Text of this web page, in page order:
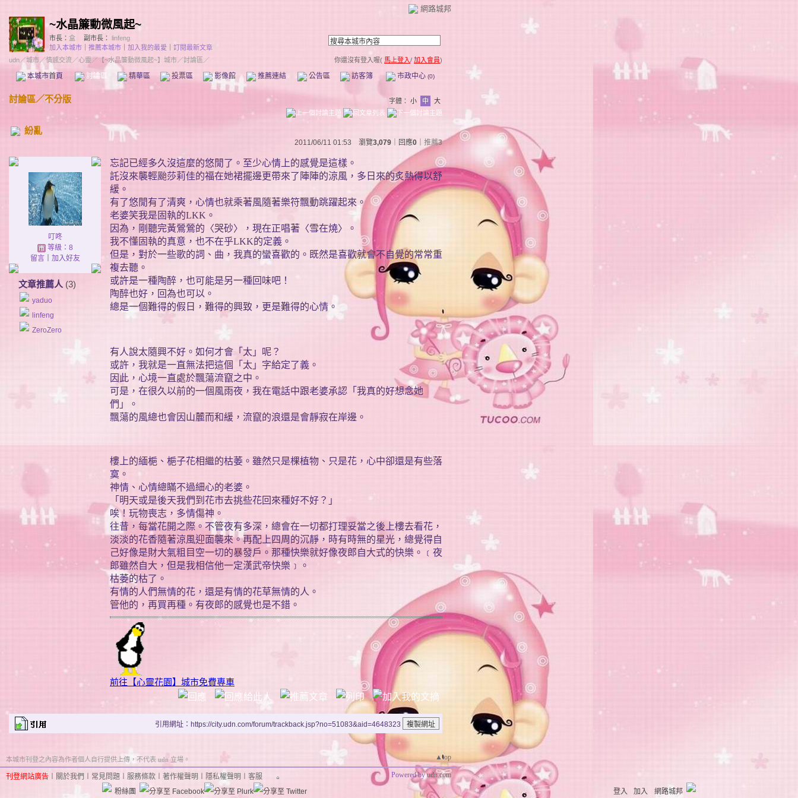
網路城邦
~水晶簾動微風起~
市長： 盒 副市長： linfeng
加入本城市
推薦本城市 加入我的最愛
訂閱最新文章
udn／城市／情感交流／心靈 ／ 【~水晶簾動微風起~】城市／討論區／ 你還沒有登入喔( 馬上登入/ 加入會員)
本城市首頁 討論區 精華區 投票區 影像館 推薦連結 公告區 訪客簿 市政中心 (0)
討論區／不分版 字體： 小 中 大
紛亂
2011/06/11 01:53 瀏覽3,079 ｜回應0 推薦3
叮咚
等級：8
留言｜ 加入好友
文章推薦人 (3)
yaduo
linfeng
ZeroZero
忘記已經多久沒這麼的悠閒了。至少心情上的感覺是這樣。
託沒來襲輕颱莎莉佳的福在她裙擺邊更帶來了陣陣的涼風，多日來的炙熱得以舒
緩。
有了悠閒有了清爽，心情也就乘著風隨著樂符飄動跳躍起來。
老婆笑我是固執的LKK 。
因為，剛聽完黃鶯鶯的〈哭砂〉，現在正唱著〈雪在燒〉。
我不懂固執的真意，也不在乎LKK的定義。
但是，對於一些歌的詞、曲，我真的蠻喜歡的。既然是喜歡就會不自覺的常常重
複去聽。
或許是一種陶醉，也可能是另一種回味吧！
陶醉也好，回為也可以。
總是一個難得的假日，難得的興致，更是難得的心情。
有人說太隨興不好。如何才會「太」呢？
或許，我就是一直無法把這個「太」字給定了義。
因此，心境一直處於飄蕩流竄之中。
可是，在很久以前的一個風雨夜，我在電話中跟老婆承認「我真的好想念她
們」。
飄蕩的風總也會因山麓而和緩，流竄的浪還是會靜寂在岸邊。
樓上的緬梔、梔子花相繼的枯萎。雖然只是棵植物、只是花，心中卻還是有些落
寞。
神情、心情總瞞不過細心的老婆。
「明天或是後天我們到花市去挑些花回來種好不好？」
唉！玩物喪志，多情傷神。
往昔，每當花開之際。不管夜有多深，總會在一切都打理妥當之後上樓去看花，
淡淡的花香隨著涼風迎面襲來。再配上四周的沉靜，時有時無的星光，總覺得自
己好像是財大氣粗目空一切的暴發戶。那種快樂就好像夜郎自大式的快樂。﹝夜
郎雖然自大，但是我相信他一定漢武帝快樂﹞。
枯萎的枯了。
有情的人們無情的花，還是有情的花草無情的人。
管他的，再買再種。有夜郎的感覺也是不錯。
前往【心靈花園】城市免費專車
引用網址：https://city.udn.com/forum/trackback.jsp?no=51083&aid=4648323
▲top
本城市刊登之內容為作者個人自行提供上傳，不代表 udn 立場。
刊登網站廣告 關於我們 常見問題 服務條款 著作權聲明 隱私權聲明 客服 Powered byudn.com
粉絲團
登入 加入 網路城邦